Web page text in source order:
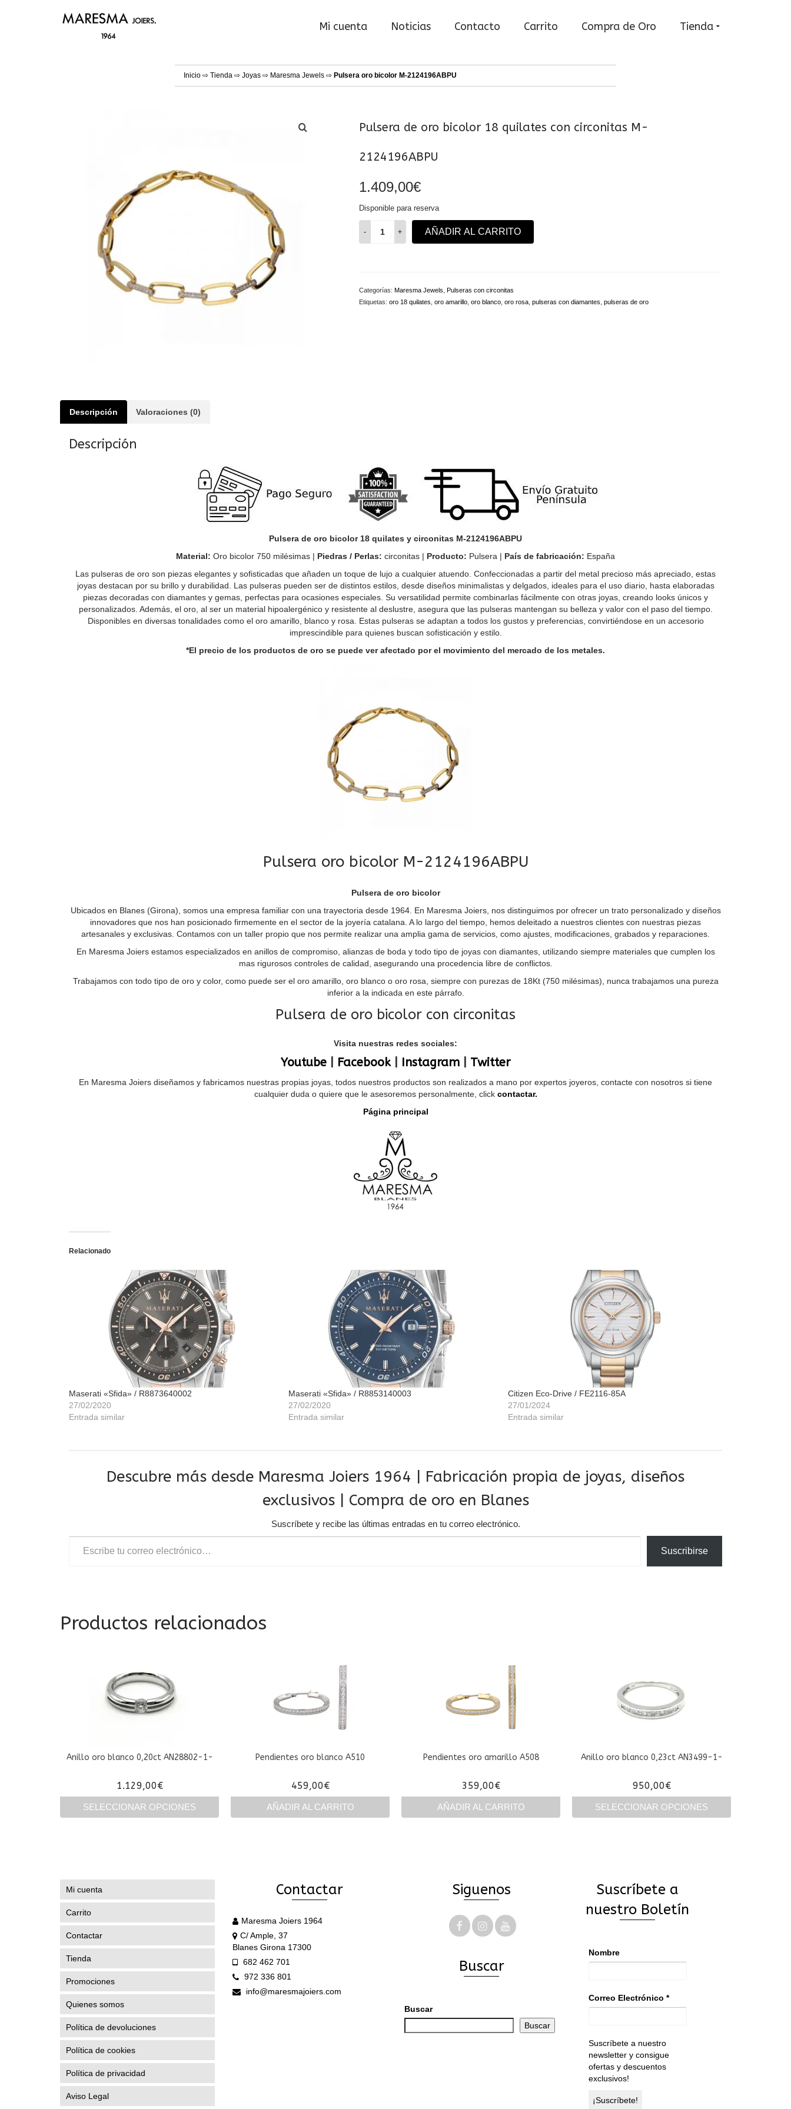
Mi cuenta Noticias Contacto Carrito Compra de Oro Tienda
Inicio ⇨ Tienda ⇨ Joyas ⇨ Maresma Jewels ⇨ Pulsera oro bicolor M-2124196ABPU
Pulsera de oro bicolor 18 quilates con circonitas M-
2124196ABPU
1.409,00€
Disponible para reserva
con
AÑADIR AL CARRITO
Categorías: Maresma Jewels Pulseras con circonitas
Etiquetas: oro 18 quilates oro amarillo, oro blanco, oro rosa, pulseras con diamantes pulseras de oro
Descripción Valoraciones (0)
Descripción
Pulsera de oro bicolor 18 quilates y circonitas M-2124196ABPU
Material: Oro bicolor 750 milésimas | Piedras / Perlas: circonitas | Producto: Pulsera | País de fabricación: España
Las pulseras de oro son piezas elegantes y sofisticadas que añaden un toque de lujo a cualquier atuendo. Confeccionadas a partir del metal precioso más apreciado, estas
joyas destacan por su brillo y durabilidad. Las pulseras pueden ser de distintos estilos, desde diseños minimalistas y delgados, ideales para el uso diario, hasta elaboradas
piezas decoradas con diamantes y gemas, perfectas para ocasiones especiales. Su versatilidad permite combinarlas fácilmente con otras joyas, creando looks únicos y
personalizados. Además, el oro, al ser un material hipoalergénico y resistente al deslustre, asegura que las pulseras mantengan su belleza y valor con el paso del tiempo.
Disponibles en diversas tonalidades como el oro amarillo, blanco y rosa. Estas pulseras se adaptan a todos los gustos y preferencias, convirtiéndose en un accesorio
imprescindible para quienes buscan sofisticación y estilo.
*El precio de los productos de oro se puede ver afectado por el movimiento del mercado de los metales.
Pulsera oro bicolor M-2124196ABPU
Pulsera de oro bicolor
Ubicados en Blanes (Girona), somos una empresa familiar con una trayectoria desde 1964. En Maresma Joiers, nos distinguimos por ofrecer un trato personalizado y diseños
innovadores que nos han posicionado firmemente en el sector de la joyería catalana. A lo largo del tiempo, hemos deleitado a nuestros clientes con nuestras piezas
artesanales y exclusivas. Contamos con un taller propio que nos permite realizar una amplia gama de servicios, como ajustes, modificaciones, grabados y reparaciones.
En Maresma Joiers estamos especializados en anillos de compromiso, alianzas de boda y todo tipo de joyas con diamantes, utilizando siempre materiales que cumplen los
mas rigurosos controles de calidad, asegurando una procedencia libre de conflictos.
Trabajamos con todo tipo de oro y color, como puede ser el oro amarillo, oro blanco o oro rosa, siempre con purezas de 18Kt (750 milésimas), nunca trabajamos una pureza
inferior a la indicada en este párrafo.
Pulsera de oro bicolor con circonitas
Visita nuestras redes sociales:
Youtube Facebook| Instagram Twitter
En Maresma Joiers diseñamos y fabricamos nuestras propias joyas, todos nuestros productos son realizados a mano por expertos joyeros, contacte con nosotros si tiene
cualquier duda o quiere que le asesoremos personalmente, clickcontactar.
Página principal
Relacionado
Maserati «Sfida» / R8873640002
27/02/2020
Entrada similar
Maserati «Sfida» / R8853140003
27/02/2020
Entrada similar
Citizen Eco-Drive / FE2116-85A
27/01/2024
Entrada similar
Descubre más desde Maresma Joiers 1964 | Fabricación propia de joyas, diseños
exclusivos | Compra de oro en Blanes
Suscríbete y recibe las últimas entradas en tu correo electrónico.
Escribe tu correo electrónico…
Suscribirse
Productos relacionados
Anillo oro blanco 0,20ct AN28802-1-
1.129,00€
SELECCIONAR OPCIONES
Las
se
Pendientes oro blanco A510
459,00€
AÑADIR AL CARRITO
Pendientes oro amarillo A508
359,00€
AÑADIR AL CARRITO
Anillo oro blanco 0,23ct AN3499-1-
950,00€
SELECCIONAR OPCIONES
opciones
se
pueden
página
Mi cuenta
Carrito
Contactar
Tienda
Promociones
Quienes somos
Política de devoluciones
Política de cookies
Política de privacidad
Aviso Legal
Contactar
Maresma Joiers 1964
C/ Ample, 37
Blanes Girona 17300
682 462 701
972 336 801
info@maresmajoiers.com
Siguenos
Buscar
Buscar
Buscar
Suscríbete a
nuestro Boletín
Nombre
Correo Electrónico *
Suscríbete a nuestro
newsletter y consigue
ofertas y descuentos
exclusivos!